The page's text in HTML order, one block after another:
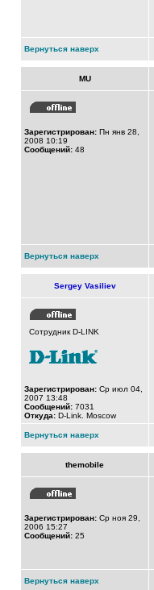
Вернуться наверх
MU
Зарегистрирован: Пн янв 28,
2008 10:19
Сообщений: 48
Вернуться наверх
Sergey Vasiliev
Сотрудник D-LINK
Зарегистрирован: Ср июл 04,
2007 13:48
Сообщений: 7031
Откуда: D-Link. Moscow
Вернуться наверх
themobile
Зарегистрирован: Ср ноя 29,
2006 15:27
Сообщений: 25
Вернуться наверх